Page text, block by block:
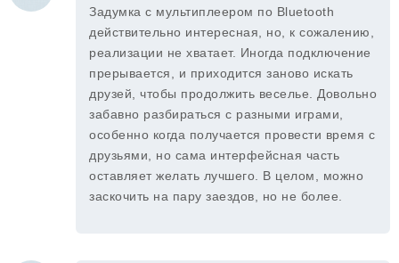
Задумка с мультиплеером по Bluetooth
действительно интересная, но, к сожалению,
реализации не хватает. Иногда подключение
прерывается, и приходится заново искать
друзей, чтобы продолжить веселье. Довольно
забавно разбираться с разными играми,
особенно когда получается провести время с
друзьями, но сама интерфейсная часть
оставляет желать лучшего. В целом, можно
заскочить на пару заездов, но не более.